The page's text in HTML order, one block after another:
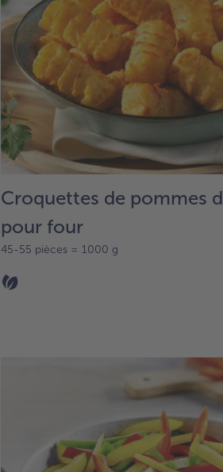
Croquettes de pommes
pour four
45-55 pièces = 1000 g